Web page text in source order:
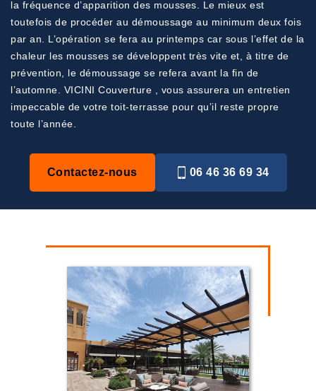
la fréquence d’apparition des mousses. Le mieux est
toutefois de procéder au démoussage au minimum deux fois
par an. L’opération se fera au printemps car sous l’effet de la
chaleur les mousses se développent très vite et, à titre de
prévention, le démoussage se refera avant la fin de
l’automne. VICINI Couverture , vous assurera un entretien
impeccable de votre toit-terrasse pour qu’il reste propre
toute l’année.
Contactez-nous 06 46 36 69 34